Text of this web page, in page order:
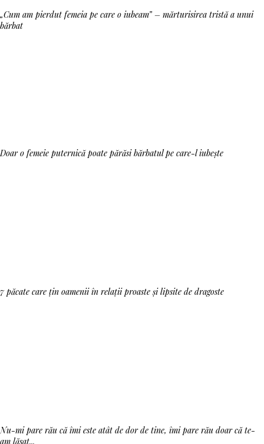
„Cum am pierdut femeia pe care o iubeam” – mărturisirea tristă a unui
bărbat
Doar o femeie puternică poate părăsi bărbatul pe care-l iubește
7 păcate care țin oamenii în relații proaste și lipsite de dragoste
Nu-mi pare rău că îmi este atât de dor de tine, îmi pare rău doar că te-
am lăsat...